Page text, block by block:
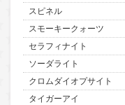
スピネル
スモーキークォーツ
セラフィナイト
ソーダライト
クロムダイオプサイト
タイガーアイ